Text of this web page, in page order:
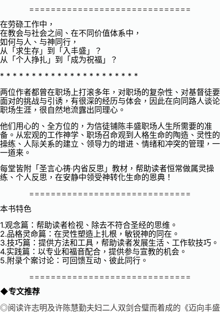
==============================
在劳碌工作中，
在教会与社会之间、在不同价值体系中，
如何与人、与神同行，
从「求生存」到「入丰盛」？
从「个人挣扎」到「成为祝福」？
* * * * * * * * * * * * * * * * * * * * * *
两位作者都曾在职场上打滚多年，对职场的复杂性、对基督徒要
面对的挑战与引诱，有很深的经历与体会，因此在向同路人谈论
职场生涯，很自然地流露出同理心。
他们用心的、全方位的，为信徒铺陈丰盛职场人生所需要的准
备。从宏观的工作神学、职场召命观到人格生命的陶造、灵性的
操练、人际关系的建立、领导力的增进、情绪和冲突的管理，一
一道来。
每堂皆附「圣言心祷‧内省反思」教材，帮助读者恒常做属灵操
练、个人反思，在安静中领受神转化生命的恩典！
==============================
本书特色
1.观念篇：帮助读者检视、除去不符合圣经的思维。
2.品格灵命篇：在灵性塑造上扎根，敏锐神的同在。
3.技巧篇：提供方法和工具，帮助读者发展生活、工作软技巧。
4.实践篇：以专业和福音配合，提供参与宣教的机会。
5.附录个案讨论：可回馈互动、彼此同行。
==============================
◆专文推荐
◎阅读许志明及许陈慧勤夫妇二人双剑合璧而着成的《迈向丰盛